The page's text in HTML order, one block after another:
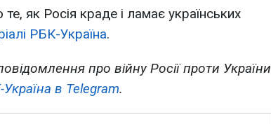
як Росія краде і ламає українських
РБК-Україна.
про війну Росії проти України
в Telegram.